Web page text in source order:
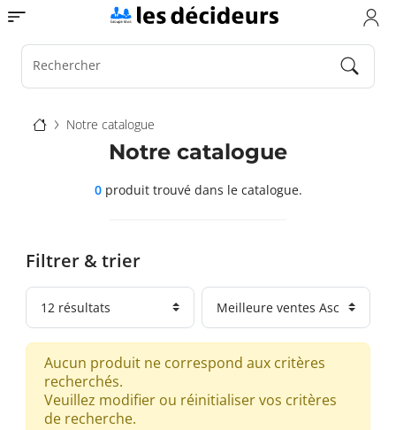
Aller
au
contenu
principal
Toggle navigation
Rechercher
Fil
d'Ariane
Notre catalogue
Filtrer & trier
Notre catalogue
0produit trouvédans le catalogue.
Aucun produit ne correspond aux critères
recherchés.
Veuillez modifier ou réinitialiser vos critères
de recherche.